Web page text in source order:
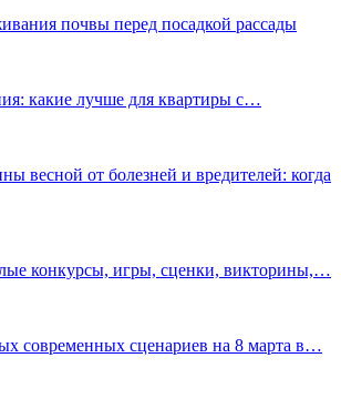
почвы перед посадкой рассады
какие лучше для квартиры с…
весной от болезней и вредителей: когда
конкурсы, игры, сценки, викторины,…
современных сценариев на 8 марта в…